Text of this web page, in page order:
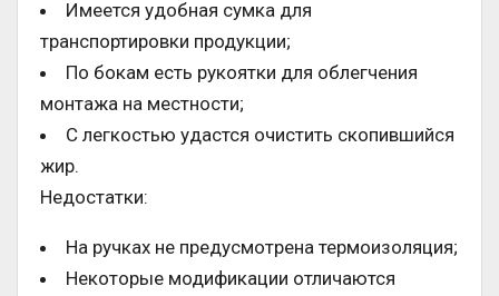
Имеется удобная сумка для
транспортировки продукции;
По бокам есть рукоятки для облегчения
монтажа на местности;
С легкостью удастся очистить скопившийся
жир.
Недостатки:
На ручках не предусмотрена термоизоляция;
Некоторые модификации отличаются